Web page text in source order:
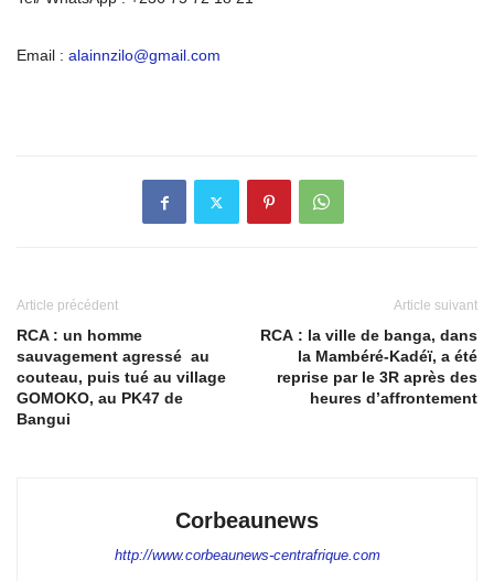
Email : alainnzilo@gmail.com
Article précédent
RCA : un homme
sauvagement agressé au
couteau, puis tué au village
GOMOKO, au PK47 de
Bangui
Article suivant
RCA : la ville de banga, dans
la Mambéré-Kadéï, a été
reprise par le 3R après des
heures d’affrontement
Corbeaunews
http://www.corbeaunews-centrafrique.com